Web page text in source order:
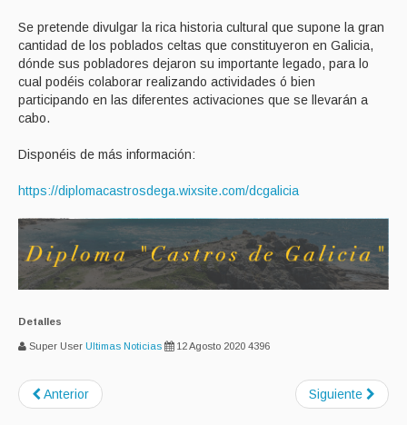
Se pretende divulgar la rica historia cultural que supone la gran
cantidad de los poblados celtas que constituyeron en Galicia,
dónde sus pobladores dejaron su importante legado, para lo
cual podéis colaborar realizando actividades ó bien
participando en las diferentes activaciones que se llevarán a
cabo.
Disponéis de más información:
https://diplomacastrosdega.wixsite.com/dcgalicia
Detalles
Super User Ultimas Noticias 12 Agosto 2020 4396
Anterior Siguiente